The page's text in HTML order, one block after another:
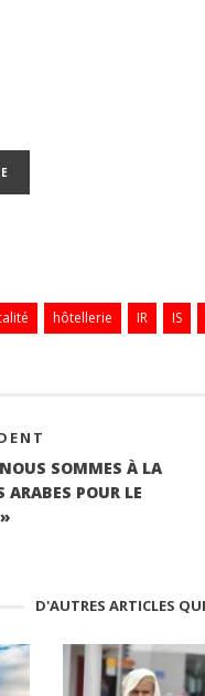
hôtellerie IR IS
SOMMES À LA
ARABES POUR LE
D'AUTRES ARTICLES